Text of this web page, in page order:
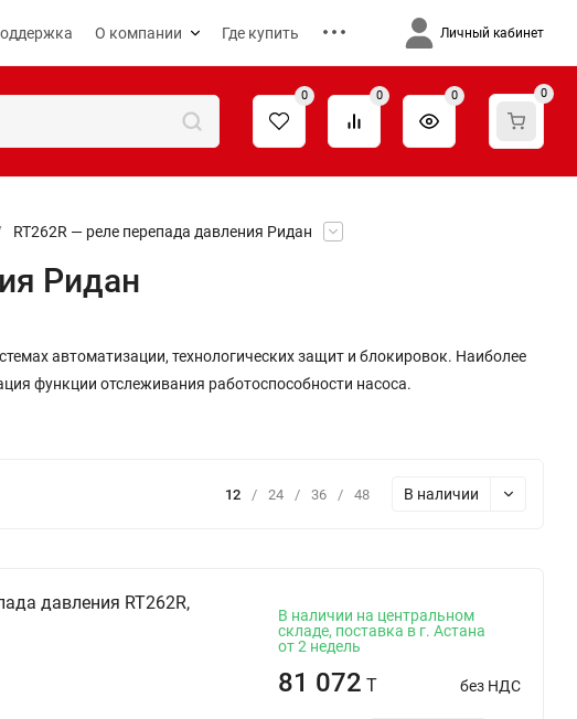
О компании Где купить Личный кабинет
0 0 0 0
RT262R — реле перепада давления Ридан
Ридан
автоматизации, технологических защит и блокировок. Наиболее
функции отслеживания работоспособности насоса.
12 / 24 / 36 / 48 В наличии
давления RT262R,
В наличии на центральном
складе, поставка в г. Астана
от 2 недель
81 072 T без НДС